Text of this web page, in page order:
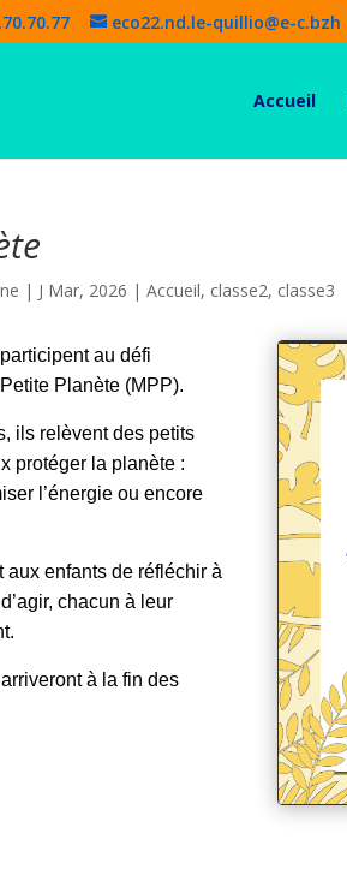
eco22.nd.le-quillio@e-c.bzh
Accueil
| J Mar, 2026 |Accueil, classe2, classe3
au défi
Planète (MPP).
ils relèvent des petits
protéger la planète :
l’énergie ou encore
enfants de réfléchir à
chacun à leur
à la fin des